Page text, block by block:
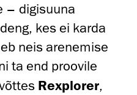
– digisuuna
kes ei karda
neis arenemise
ta end proovile
Rexplorer,